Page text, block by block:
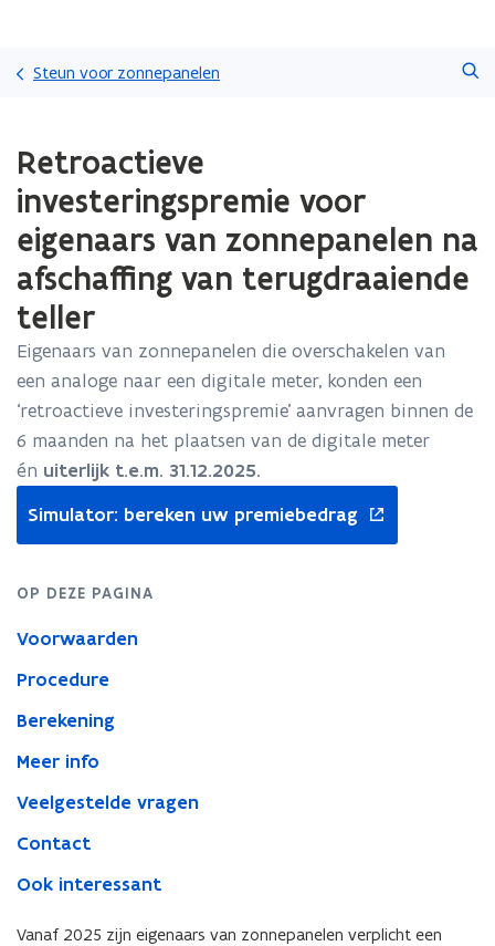
Steun voor zonnepanelen
met
laden.
bevindt
zich
op:
Retroactieve
investeringspremie
voor
eigenaars
van
zonnepanelen
van
teller
Retroactieve
investeringspremie voor
eigenaars van zonnepanelen na
afschaffing van terugdraaiende
teller
Eigenaars van zonnepanelen die overschakelen van
een analoge naar een digitale meter, konden een
‘retroactieve investeringspremie’ aanvragen binnen de
6 maanden na het plaatsen van de digitale meter
én uiterlijk t.e.m. 31.12.2025.
Simulator: bereken uw premiebedrag
nieuw
OP DEZE PAGINA
Voorwaarden
Procedure
Berekening
Meer info
Veelgestelde vragen
Contact
Ook interessant
Vanaf 2025 zijn eigenaars van zonnepanelen verplicht een